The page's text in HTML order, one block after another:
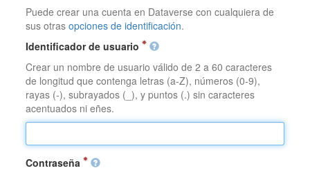
Puede crear una cuenta en Dataverse con cualquiera de
sus otrasopciones de identificación.
Identificador de usuario
Crear un nombre de usuario válido de 2 a 60 caracteres
de longitud que contenga letras (a-Z), números (0-9),
rayas (-), subrayados (_), y puntos (.) sin caracteres
acentuados ni eñes.
Contraseña